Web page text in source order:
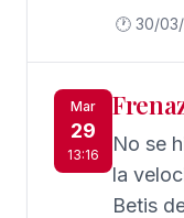
🕐 30/
Mar
29
13:16
No se
la
Betis